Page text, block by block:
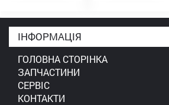
ІНФОРМАЦІЯ
ГОЛОВНА СТОРІНКА
ЗАПЧАСТИНИ
СЕРВІС
КОНТАКТИ